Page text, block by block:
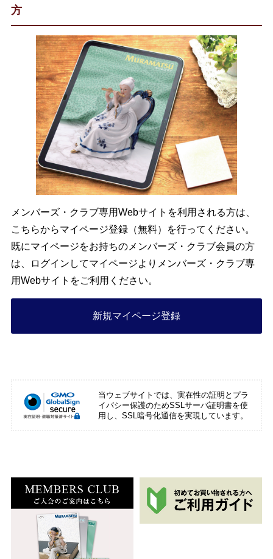
方
メンバーズ・クラブ専用Webサイトを利用される方は、
こちらからマイページ登録（無料）を行ってください。
既にマイページをお持ちのメンバーズ・クラブ会員の方
は、ログインしてマイページよりメンバーズ・クラブ専
用Webサイトをご利用ください。
新規マイページ登録
当ウェブサイトでは、実在性の証明とプラ
イバシー保護のためSSLサーバ証明書を使
用し、SSL暗号化通信を実現しています。